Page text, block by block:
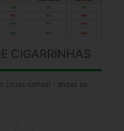
CIGARRINHAS
(duas safras) - todas as